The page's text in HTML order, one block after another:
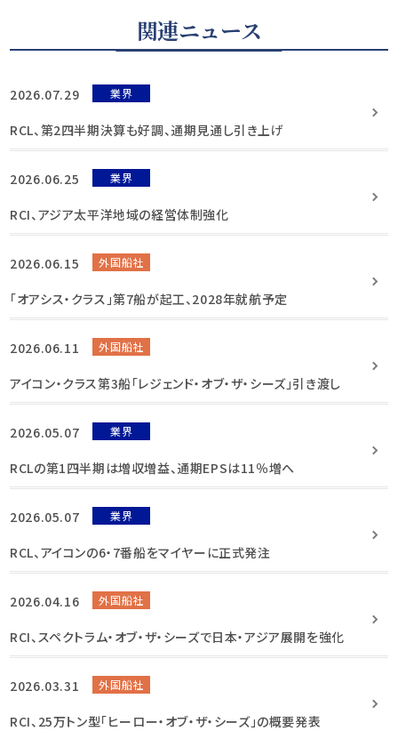
関連ニュース
2026.07.29 業界
RCL、第2四半期決算も好調、通期見通し引き上げ
2026.06.25 業界
RCI、アジア太平洋地域の経営体制強化
2026.06.15 外国船社
「オアシス・クラス」第7船が起工、2028年就航予定
2026.06.11 外国船社
アイコン・クラス第3船「レジェンド・オブ・ザ・シーズ」引き渡し
2026.05.07 業界
RCLの第1四半期は増収増益、通期EPSは11％増へ
2026.05.07 業界
RCL、アイコンの6・7番船をマイヤーに正式発注
2026.04.16 外国船社
RCI、スペクトラム・オブ・ザ・シーズで日本・アジア展開を強化
2026.03.31 外国船社
RCI、25万トン型「ヒーロー・オブ・ザ・シーズ」の概要発表